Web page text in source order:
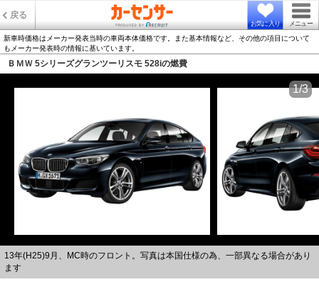
戻る
お気に入り メニュー
新車時価格はメーカー発表当時の車両本体価格です。また基本情報など、その他の項目について
もメーカー発表時の情報に基いています。
ＢＭＷ 5シリーズグランツーリスモ 528iの燃費
13年(H25)9月、MC時のフロント。写真は本国仕様の為、一部異なる場合があり
ます
1/3